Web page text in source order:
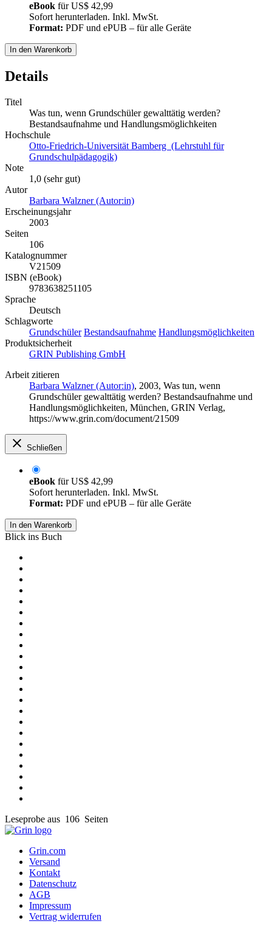
eBook fürUS$ 42,99
Sofort herunterladen. Inkl. MwSt.
Format: PDF und ePUB – für alle Geräte
In den Warenkorb
Details
Titel
Was tun, wenn Grundschüler gewalttätig werden?
Bestandsaufnahme und Handlungsmöglichkeiten
Hochschule
Otto-Friedrich-Universität Bamberg (Lehrstuhl für
Grundschulpädagogik)
Note
1,0 (sehr gut)
Autor
Barbara Walzner (Autor:in)
Erscheinungsjahr
2003
Seiten
106
Katalognummer
V21509
ISBN (eBook)
9783638251105
Sprache
Deutsch
Schlagworte
Grundschüler Bestandsaufnahme Handlungsmöglichkeiten
Produktsicherheit
GRIN Publishing GmbH
Arbeit zitieren
Barbara Walzner (Autor:in), 2003, Was tun, wenn
Grundschüler gewalttätig werden? Bestandsaufnahme und
Handlungsmöglichkeiten, München, GRIN Verlag,
https://www.grin.com/document/21509
Schließen
eBook fürUS$ 42,99
Sofort herunterladen. Inkl. MwSt.
Format: PDF und ePUB – für alle Geräte
In den Warenkorb
Blick ins Buch
Leseprobe aus 106 Seiten
Grin.com
Versand
Kontakt
Datenschutz
AGB
Impressum
Vertrag widerrufen